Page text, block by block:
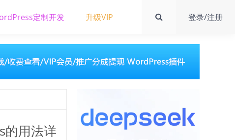
定制开发 升级VIP 登录/注册
用法详